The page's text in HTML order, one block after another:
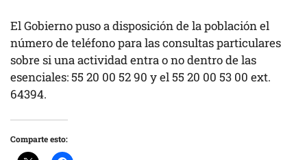
El Gobierno puso a disposición de la población el
número de teléfono para las consultas particulares
sobre si una actividad entra o no dentro de las
esenciales: 55 20 00 52 90 y el 55 20 00 53 00 ext.
64394.
Comparte esto: